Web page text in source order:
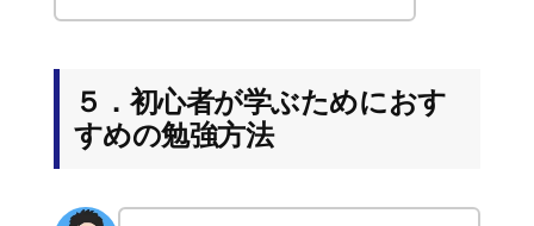
５．初心者が学ぶためにおす
すめの勉強方法